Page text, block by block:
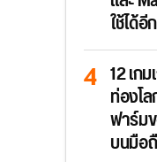
ใช้ได้
12 เก
ท่องโ
ฟาร์ม
บนมือ